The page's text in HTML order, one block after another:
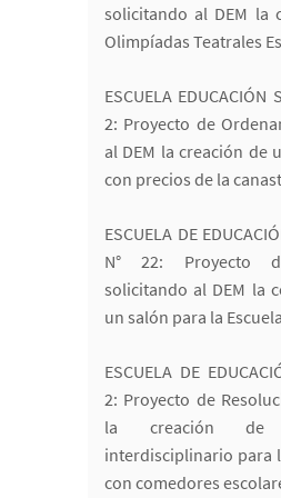
solicitando al DEM la
Olimpíadas Teatrales
ESCUELA EDUCACIÓN
2: Proyecto de
al DEM la creación de
con precios de la
ESCUELA DE
N° 22: Proyecto
solicitando al DEM la
un salón para la
ESCUELA DE
2: Proyecto de
la creación
interdisciplinario para
con comedores